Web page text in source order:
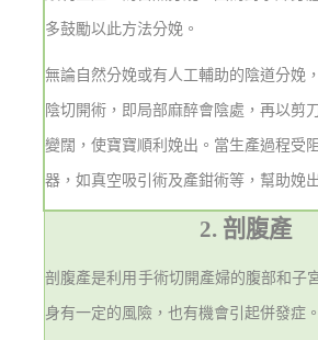
多鼓勵以此方法分娩。
無論自然分娩或有人工輔助的陰道分娩
陰切開術，即局部麻醉會陰處，再以剪
變闊，使寶寶順利娩出。當生產過程受
器，如真空吸引術及產鉗術等，幫助娩
2. 剖腹產
剖腹產是利用手術切開產婦的腹部和子
身有一定的風險，也有機會引起併發症。